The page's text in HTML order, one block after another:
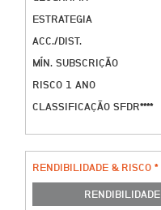
ESTRATEGIA
ACC./DIST.
MÍN. SUBSCRIÇÃO
RISCO 1 ANO
CLASSIFICAÇÃO SFDR****
RENDIBILIDADE & RISCO *
RENDIBILIDADE